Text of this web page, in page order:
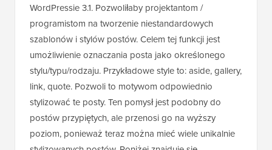
WordPressie 3.1. Pozwoliłaby projektantom /
programistom na tworzenie niestandardowych
szablonów i stylów postów. Celem tej funkcji jest
umożliwienie oznaczania posta jako określonego
stylu/typu/rodzaju. Przykładowe style to: aside, gallery,
link, quote. Pozwoli to motywom odpowiednio
stylizować te posty. Ten pomysł jest podobny do
postów przypiętych, ale przenosi go na wyższy
poziom, ponieważ teraz można mieć wiele unikalnie